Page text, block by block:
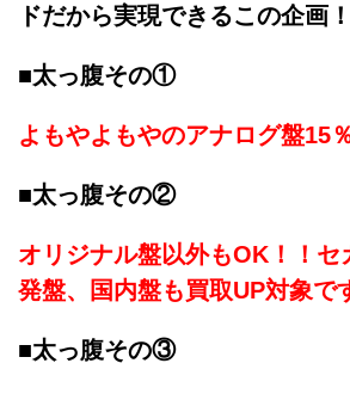
ドだから実現できるこの企画！
■太っ腹その①
よもやよもやのアナログ盤15
■太っ腹その②
オリジナル盤以外もOK！！セ
発盤、国内盤も買取UP対象で
■太っ腹その③